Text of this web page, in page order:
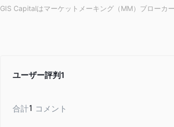
GIS Capitalはマーケットメーキング（MM）ブローカ
一般情報と規制
しています。ブローカーは異なる6つの口座タイプを
で提供しています。GIS Capitalは人気のあるMT4や
ユーザー評判1
合計1 コメント